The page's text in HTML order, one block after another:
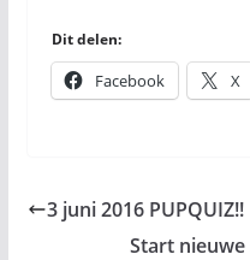
Dit delen:
Facebook X
3 juni 2016 PUPQUIZ!!
Start nieuwe